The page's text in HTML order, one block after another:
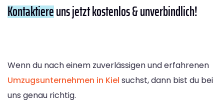
Kontaktiereuns jetzt kostenlos & unverbindlich!
Wenn du nach einem zuverlässigen und erfahrenen
Umzugsunternehmen in Kiel suchst, dann bist du bei
uns genau richtig.